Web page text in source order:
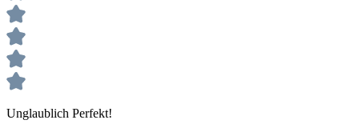
Unglaublich Perfekt!